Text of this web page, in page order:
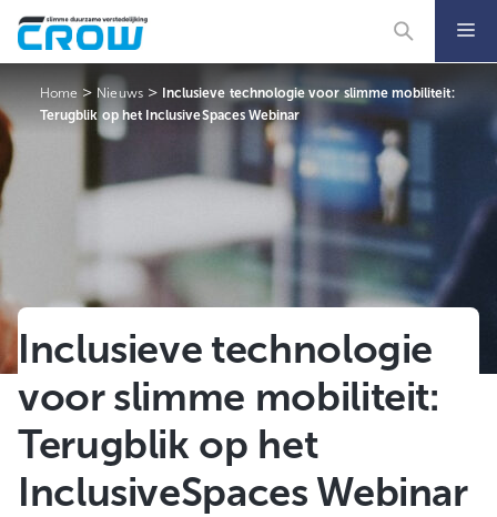
naar
de
Home > Nieuws> Inclusieve technologie voor slimme mobiliteit:
Terugblik op het InclusiveSpaces Webinar
Inclusieve technologie
voor slimme mobiliteit:
Terugblik op het
InclusiveSpaces Webinar